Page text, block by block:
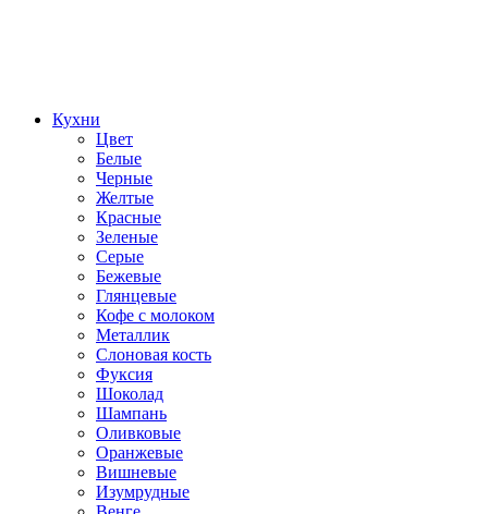
Кухни
Цвет
Белые
Черные
Желтые
Красные
Зеленые
Серые
Бежевые
Глянцевые
Кофе с молоком
Металлик
Слоновая кость
Фуксия
Шоколад
Шампань
Оливковые
Оранжевые
Вишневые
Изумрудные